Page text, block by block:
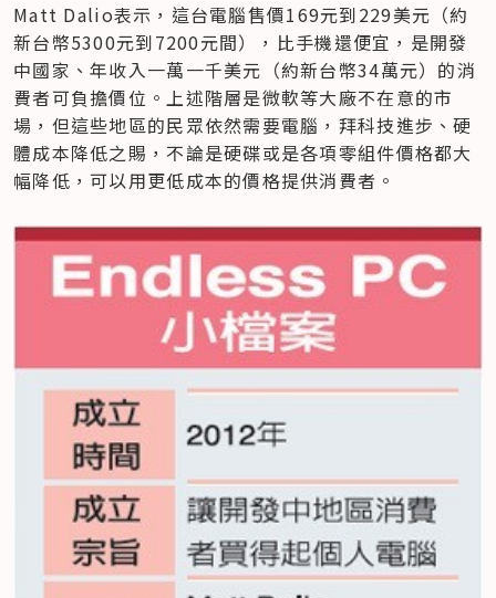
Matt Dalio表示，這台電腦售價169元到229美元（約
新台幣5300元到7200元間），比手機還便宜，是開發
中國家、年收入一萬一千美元（約新台幣34萬元）的消
費者可負擔價位。上述階層是微軟等大廠不在意的市
場，但這些地區的民眾依然需要電腦，拜科技進步、硬
體成本降低之賜，不論是硬碟或是各項零組件價格都大
幅降低，可以用更低成本的價格提供消費者。